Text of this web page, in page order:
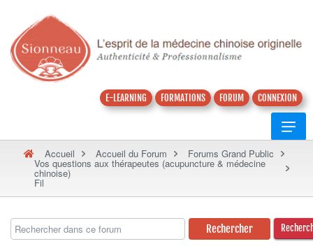
E-LEARNING FORMATIONS FORUM CONNEXION
Accueil Accueil du Forum Forums Grand Public
Vos questions aux thérapeutes (acupuncture & médecine
chinoise)
Fil